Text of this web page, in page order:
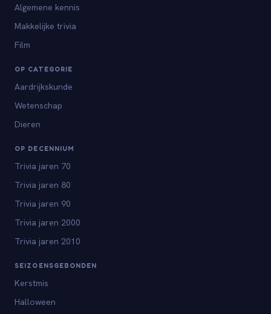
Algemene kennis
Makkelijke trivia
Film
OP CATEGORIE
Aardrijkskunde
Wetenschap
Dieren
OP DECENNIUM
Trivia jaren 70
Trivia jaren 80
Trivia jaren 90
Trivia jaren 2000
Trivia jaren 2010
SEIZOENSGEBONDEN
Kerstmis
Halloween